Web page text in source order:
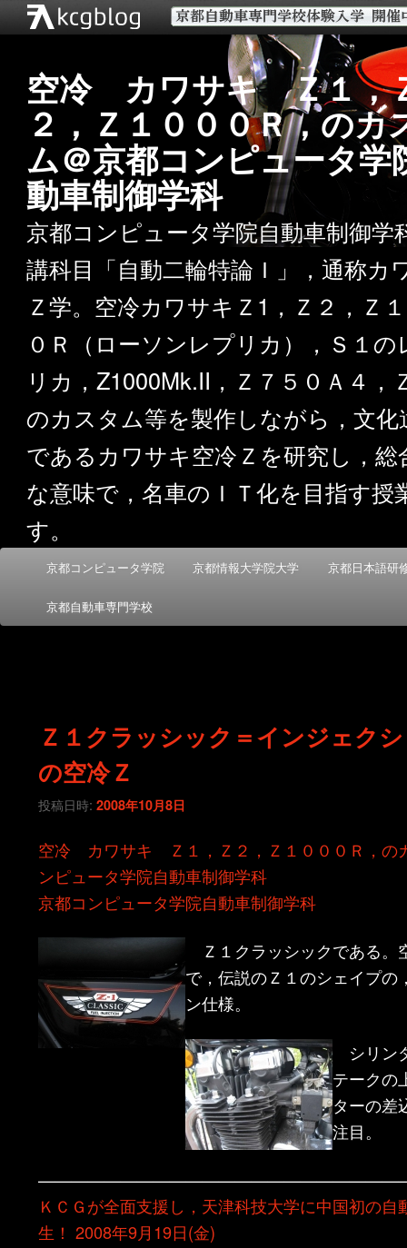
空冷 カワサキ Ｚ１，
２，Ｚ１０００Ｒ，のカ
ム＠京都コンピュータ学
動車制御学科
京都コンピュータ学院自動車制御学
講科目「自動二輪特論Ｉ」，通称カ
Ｚ学。空冷カワサキＺ1，Ｚ２，Ｚ
０Ｒ（ローソンレプリカ），Ｓ１の
リカ，Z1000Mk.II，Ｚ７５０Ａ４，
のカスタム等を製作しながら，文化
であるカワサキ空冷Ｚを研究し，総
な意味で，名車のＩＴ化を目指す授
す。
メ
メ
イ
ン
ツ
動
サ
ブ
テ
へ
京都コンピュータ学院 京都情報大学院大学 京都日本語研
京都自動車専門学校
Ｚ１クラッシック＝インジェク
の空冷Ｚ
投稿日時:2008年10月8日
空冷 カワサキ Ｚ１，Ｚ２，Ｚ１０００Ｒ，の
ンピュータ学院自動車制御学科
京都コンピュータ学院自動車制御学科
Ｚ１クラッシックである。
で，伝説のＺ１のシェイプの
ン仕様。
シリン
テークの
ターの差
注目。
ＫＣＧが全面支援し，天津科技大学に中国初の自
生！ 2008年9月19日(金)